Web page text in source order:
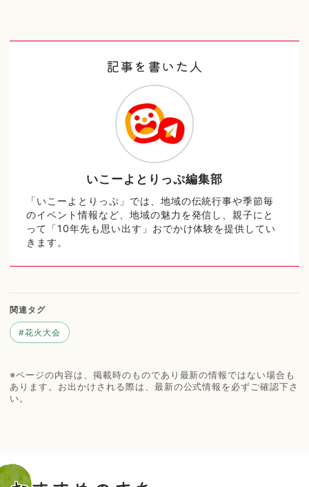
記事を書いた人
いこーよとりっぷ編集部
「いこーよとりっぷ」では、地域の伝統行事や季節毎
のイベント情報など、地域の魅力を発信し、親子にと
って「10年先も思い出す」おでかけ体験を提供してい
きます。
関連タグ
#花火大会
※ページの内容は、掲載時のものであり最新の情報ではない場合も
あります。お出かけされる際は、最新の公式情報を必ずご確認下さ
い。